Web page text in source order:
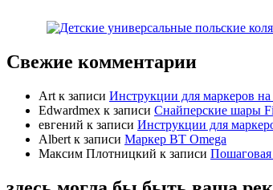
Свежие комментарии
Art к записи Инструкции для маркеров на
Edwardmex к записи Снайперские шары
евгений к записи Инструкции для
Albert к записи Маркер BT Omega
Максим Плотницкий к записи Пошаговая